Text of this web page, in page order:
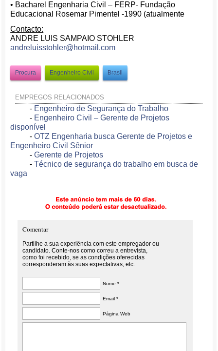
• Bacharel Engenharia Civil – FERP- Fundação
Educacional Rosemar Pimentel -1990 (atualmente
Contacto:
ANDRE LUIS SAMPAIO STOHLER
andreluisstohler@hotmail.com
Procura Engenheiro Civil Brasil
EMPREGOS RELACIONADOS
- Engenheiro de Segurança do Trabalho
- Engenheiro Civil – Gerente de Projetos
disponível
-OTZ Engenharia busca Gerente de Projetos e
Engenheiro Civil Sênior
-Gerente de Projetos
-Técnico de segurança do trabalho em busca de
vaga
Comentar
Partilhe a sua experiência com este empregador ou
candidato. Conte-nos como correu a entrevista,
como foi recebido, se as condições oferecidas
corresponderam às suas expectativas, etc.
Nome *
Email *
Página Web